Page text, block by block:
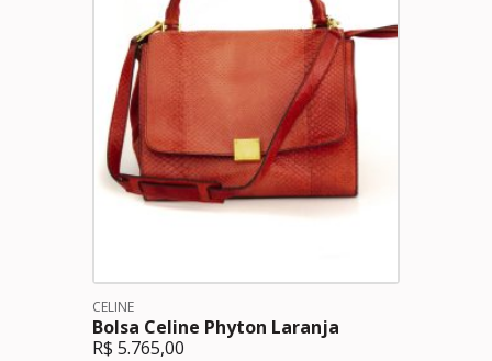
CELINE
Bolsa Celine Phyton Laranja
R$ 5.765,00